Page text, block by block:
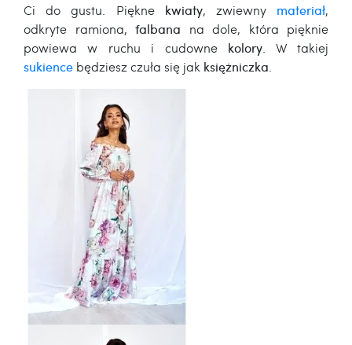
Ci do gustu. Piękne kwiaty, zwiewny materiał,
odkryte ramiona, falbana na dole, która pięknie
powiewa w ruchu i cudowne kolory . W takiej
sukience będziesz czuła się jak księżniczka